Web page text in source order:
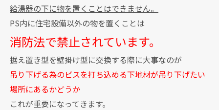
給湯器の下に物を置くことはできません。
PS内に住宅設備以外の物を置くことは
消防法で禁止されています。
据え置き型を壁掛け型に交換する際に大事なのが
吊り下げる為のビスを打ち込める下地材が吊り下げたい
場所にあるかどうか
これが重要になってきます。